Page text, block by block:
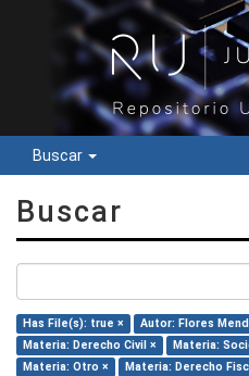
Buscar
Buscar
Has File(s): true ×
Autor: Flores
Materia: Derecho Civil ×
Materia:
Materia: Otro ×
Materia: Derecho